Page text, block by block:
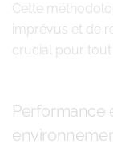
Cette
imprévus et de
crucial pour
Performance